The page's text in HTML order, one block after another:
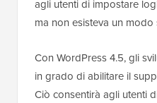
agli utenti di impostare
ma non esisteva un
Con WordPress 4.5, gli
in grado di abilitare il
Ciò consentirà agli utenti